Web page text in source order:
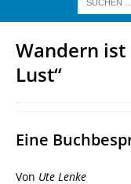
Wandern
Lust“
Eine
Von Ute Lenke